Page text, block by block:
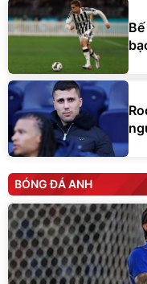
BÓNG ĐÁ ANH